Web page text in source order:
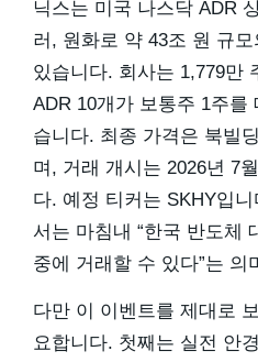
닉스는 미국 나스닥 ADR
러, 원화로 약 43조 원 규
있습니다. 회사는 1,779만
ADR 10개가 보통주 1주를
습니다. 최종 가격은 북빌
며, 거래 개시는 2026년 7
다. 예정 티커는 SKHY입
서는 마침내 “한국 반도체
중에 거래할 수 있다”는 의
다만 이 이벤트를 제대로
요합니다. 첫째는 실전 안